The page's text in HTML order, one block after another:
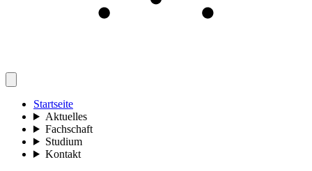
Startseite
Aktuelles
Fachschaft
Studium
Kontakt